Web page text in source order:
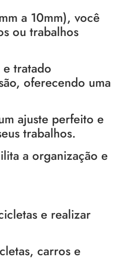
a 10mm), você
ou trabalhos
tratado
oferecendo uma
ajuste perfeito e
trabalhos.
a organização e
e realizar
carros e